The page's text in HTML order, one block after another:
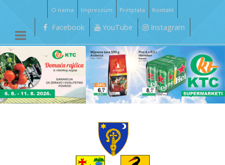
O nama Impressum Pretplata Kontakt
Facebook YouTube Instagram